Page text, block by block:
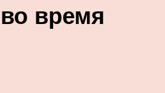
время